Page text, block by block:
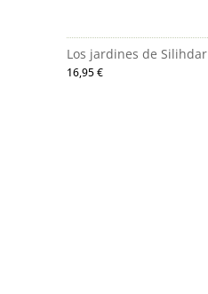
Los jardines de Silihdar
16,95€